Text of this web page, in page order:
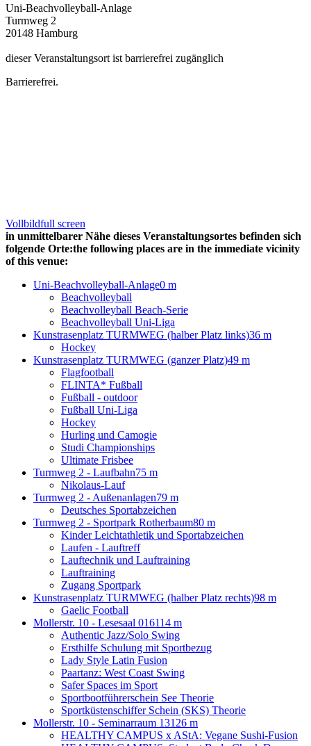
Uni-Beachvolleyball-Anlage
Turmweg 2
20148 Hamburg
dieser Veranstaltungsort ist barrierefrei zugänglich
Barrierefrei.
Vollbildfull screen
in unmittelbarer Nähe dieses Veranstaltungsortes befinden sich
folgende Orte:the following places are in the immediate vicinity
of this venue:
Uni-Beachvolleyball-Anlage0 m
Beachvolleyball
Beachvolleyball Beach-Serie
Beachvolleyball Uni-Liga
Kunstrasenplatz TURMWEG (halber Platz links)36 m
Hockey
Kunstrasenplatz TURMWEG (ganzer Platz)49 m
Flagfootball
FLINTA* Fußball
Fußball - outdoor
Fußball Uni-Liga
Hockey
Hurling und Camogie
Studi Championships
Ultimate Frisbee
Turmweg 2 - Laufbahn75 m
Nikolaus-Lauf
Turmweg 2 - Außenanlagen79 m
Deutsches Sportabzeichen
Turmweg 2 - Sportpark Rotherbaum80 m
Kinder Leichtathletik und Sportabzeichen
Laufen - Lauftreff
Lauftechnik und Lauftraining
Lauftraining
Zugang Sportpark
Kunstrasenplatz TURMWEG (halber Platz rechts)98 m
Gaelic Football
Mollerstr. 10 - Lesesaal 016114 m
Authentic Jazz/Solo Swing
Ersthilfe Schulung mit Sportbezug
Lady Style Latin Fusion
Paartanz: West Coast Swing
Safer Spaces im Sport
Sportbootführerschein See Theorie
Sportküstenschiffer Schein (SKS) Theorie
Mollerstr. 10 - Seminarraum 13126 m
HEALTHY CAMPUS x AStA: Vegane Sushi-Fusion